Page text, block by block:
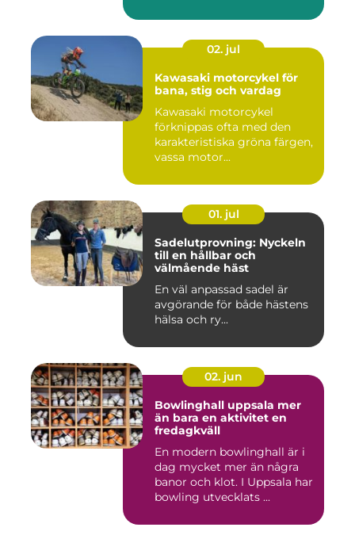
02. jul
Kawasaki motorcykel för
bana, stig och vardag
Kawasaki motorcykel
förknippas ofta med den
karakteristiska gröna färgen,
vassa motor...
01. jul
Sadelutprovning: Nyckeln
till en hållbar och
välmående häst
En väl anpassad sadel är
avgörande för både hästens
hälsa och ry...
02. jun
Bowlinghall uppsala mer
än bara en aktivitet en
fredagkväll
En modern bowlinghall är i
dag mycket mer än några
banor och klot. I Uppsala har
bowling utvecklats ...